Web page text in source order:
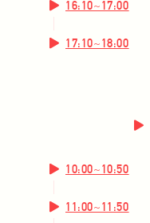
16:10~17:00
17:10~18:00
10:00~10:50
11:00~11:50